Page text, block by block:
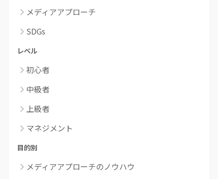
メディアアプローチ
SDGs
レベル
初心者
中級者
上級者
マネジメント
目的別
メディアアプローチのノウハウ